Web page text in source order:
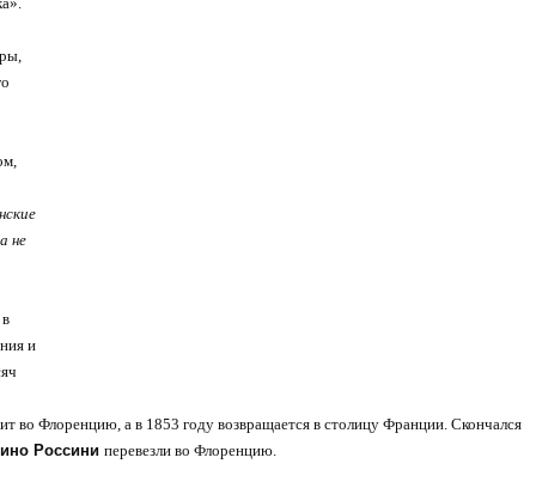
не
и
во Флоренцию, а в 1853 году возвращается в столицу Франции. Скончался
Россини перевезли во Флоренцию.